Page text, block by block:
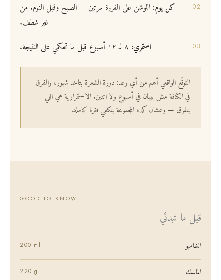
كل يوم: اللوشن على الفروة مرتين — الصبح وقبل النوم. من
غير شطف.
استمري:
التوقّع الواقعي أهم من أي وعد: دورة الشعرة بتاخد شهور، والفرق
في الكثافة مش بيبان في أسبوع ولا اتنين. الاستمرارية هي اللي
بتفرق — وعشان كده المجموعة بتكفي فترة كاملة.
GOOD TO KNOW
قبل ما تبدئي
الشامبو 200 ml
الماسك 220 g